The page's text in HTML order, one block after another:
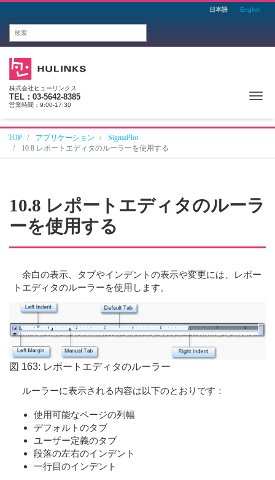
日本語 English
株式会社ヒューリンクス
TEL：03-5642-8385
営業時間：9:00-17:30
TOP アプリケーション
SigmaPlot
10.8 レポートエディタのルーラーを使用する
10.8 レポートエディタのルーラ
ーを使用する
余白の表示、タブやインデントの表示や変更には、レポー
トエディタのルーラーを使用します。
図 163: レポートエディタのルーラー
ルーラーに表示される内容は以下のとおりです：
使用可能なページの列幅
デフォルトのタブ
ユーザー定義のタブ
段落の左右のインデント
一行目のインデント